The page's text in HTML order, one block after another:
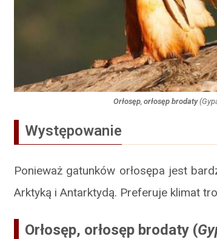
Orłosęp orłosęp brodaty(
Występowanie
Ponieważ gatunków orłosępa jest
Arktyką i Antarktydą. Preferuje klimat
Orłosęp, orłosęp brodaty (